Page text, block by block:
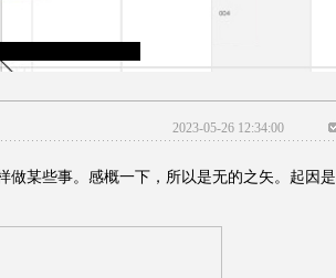
2023-05-26 12:34:00
做某些事。感概一下，所以是无的之矢。起因是